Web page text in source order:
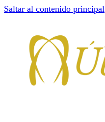
Saltar al contenido principal